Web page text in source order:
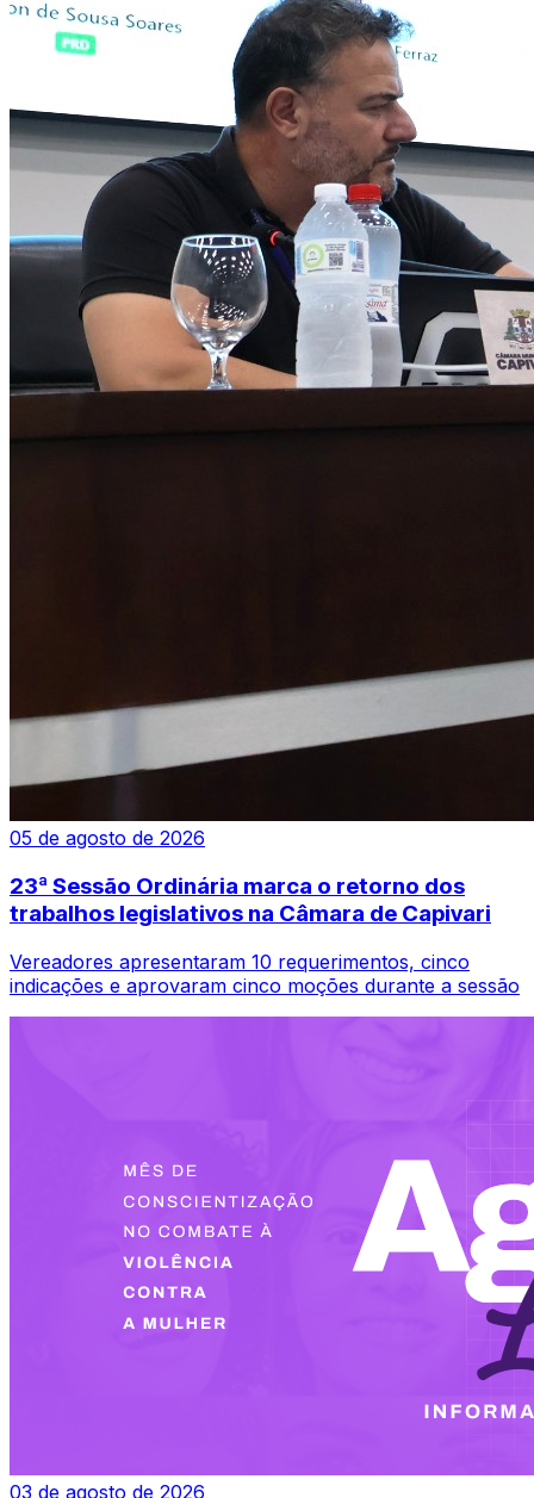
05 de agosto de 2026
23ª Sessão Ordinária marca o retorno dos
trabalhos legislativos na Câmara de Capivari
Vereadores apresentaram 10 requerimentos, cinco
indicações e aprovaram cinco moções durante a sessão
03 de agosto de 2026